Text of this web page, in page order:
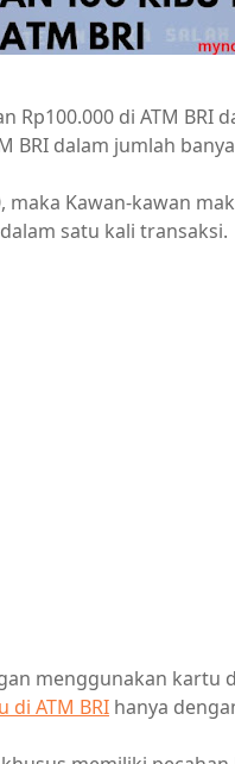
Rp100.000 di ATM BRI
BRI dalam jumlah
maka Kawan-kawan
satu kali transaksi.
menggunakan kartu
ATM BRI hanya